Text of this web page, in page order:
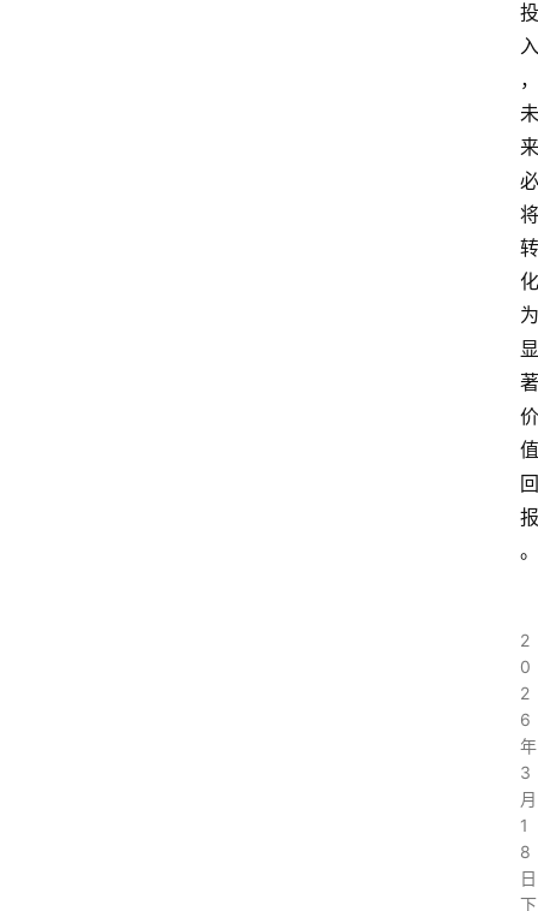
投
入
，
未
来
必
将
转
化
为
显
著
价
值
回
报
。
2
0
2
6
年
3
月
1
8
日
下